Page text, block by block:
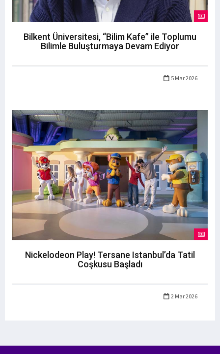
Bilkent Üniversitesi, “Bilim Kafe” ile Toplumu
Bilimle Buluşturmaya Devam Ediyor
5 Mar 2026
Nickelodeon Play! Tersane Istanbul’da Tatil
Coşkusu Başladı
2 Mar 2026